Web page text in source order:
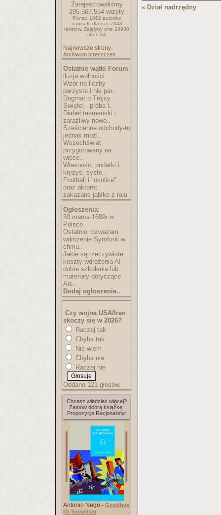
Zarejestrowaliśmy
295.567.554 wizyty
Ponad 1062 autorów
napisało dla nas 7343
tekstów. Zajęłyby one 28930
stron A4
Najnowsze strony..
Archiwum streszczeń..
Ostatnie wątki Forum:
iluzja wolności
Wzór na liczby
parzyste i nie par..
Dogmat o Trójcy
Świętej - próba l..
Diabeł tasmański i
zaraźliwy nowo..
Sześcienne odchody-to
jednak możl..
Wszechświat
przygotowany na
więce..
Własność, podatki i
kryzys: syste..
Football i "okolice"
oraz aktorst..
zakazane jabłko z raju
Ogłoszenia:
30 marca 1689r w
Polsce
Ostatnio rozważam
wdrożenie Symfonii w
chmu..
Jakie są rzeczywiste
koszty wdrożenia AI
dobre szkolenia lub
materiały dotyczące
Arc..
Dodaj ogłoszenie..
Czy wojna USA/Iran
skoczy się w 2026?
Raczej tak
Chyba tak
Nie wiem
Chyba nie
Raczej nie
Oddano 121 głosów.
Chcesz wiedzieć więcej?
Zamów dobrą książkę.
Propozycje Racjonalisty:
Antonio Negri - Goodbye
Mr Socialism
« Dział nadrzędny